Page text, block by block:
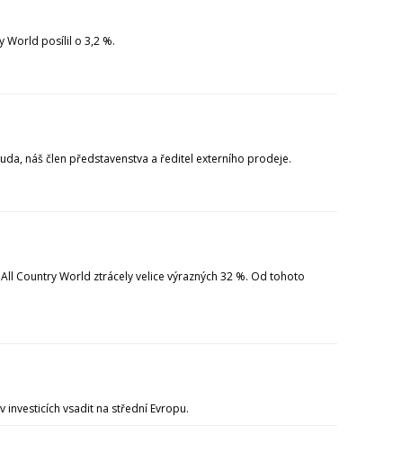
World posílil o 3,2 %.
náš člen představenstva a ředitel externího prodeje.
Country World ztrácely velice výrazných 32 %. Od tohoto
investicích vsadit na střední Evropu.